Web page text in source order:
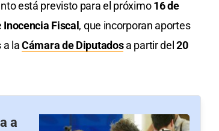
está previsto para el próximo16 de
Inocencia Fiscal , que incorporan aportes
a laCámara de Diputadosa partir del20
a